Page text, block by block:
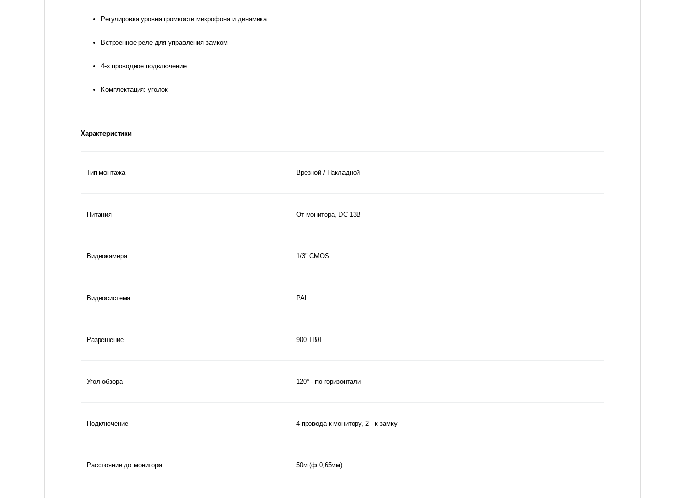
Регулировка уровня громкости микрофона и динамика
Встроенное реле для управления замком
4-х проводное подключение
Комплектация: уголок
Характеристики
Тип монтажа Врезной / Накладной
Питания От монитора, DC 13В
Видеокамера 1/3" CMOS
Видеосистема PAL
Разрешение 900 ТВЛ
Угол обзора 120° - по горизонтали
Подключение 4 провода к монитору, 2 - к замку
Расстояние до монитора 50м (ф 0,65мм)